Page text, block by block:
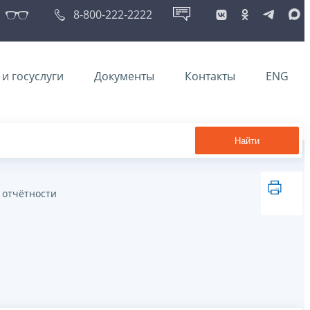
8-800-222-2222
госуслуги Документы Контакты ENG
Найти